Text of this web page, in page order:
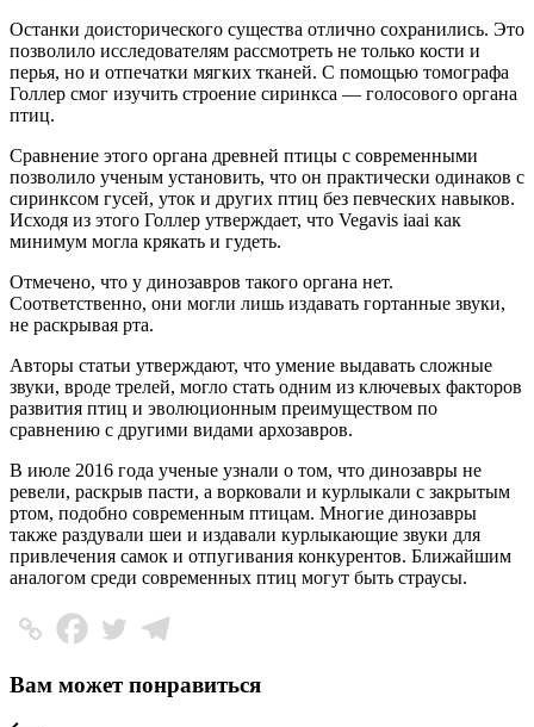
Останки доисторического существа отлично сохранились. Это
позволило исследователям рассмотреть не только кости и
перья, но и отпечатки мягких тканей. С помощью томографа
Голлер смог изучить строение сиринкса — голосового органа
птиц.
Сравнение этого органа древней птицы с современными
позволило ученым установить, что он практически одинаков с
сиринксом гусей, уток и других птиц без певческих навыков.
Исходя из этого Голлер утверждает, что Vegavis iaai как
минимум могла крякать и гудеть.
Отмечено, что у динозавров такого органа нет.
Соответственно, они могли лишь издавать гортанные звуки,
не раскрывая рта.
Авторы статьи утверждают, что умение выдавать сложные
звуки, вроде трелей, могло стать одним из ключевых факторов
развития птиц и эволюционным преимуществом по
сравнению с другими видами архозавров.
В июле 2016 года ученые узнали о том, что динозавры не
ревели, раскрыв пасти, а ворковали и курлыкали с закрытым
ртом, подобно современным птицам. Многие динозавры
также раздували шеи и издавали курлыкающие звуки для
привлечения самок и отпугивания конкурентов. Ближайшим
аналогом среди современных птиц могут быть страусы.
Вам может понравиться